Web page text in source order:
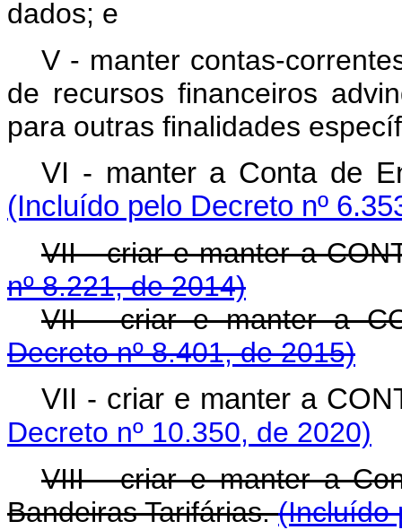
dados; e
V - manter contas-
de recursos financeiros
para outras finalidades
VI - manter a Conta
(Incluído pelo Decreto nº
VII - criar e manter a
nº 8.221, de 2014)
VII - criar e manter a
Decreto nº 8.401, de 2015)
VII - criar e manter a
Decreto nº 10.350, de 2020)
VIII - criar e manter a
Bandeiras Tarifárias.(Incluído